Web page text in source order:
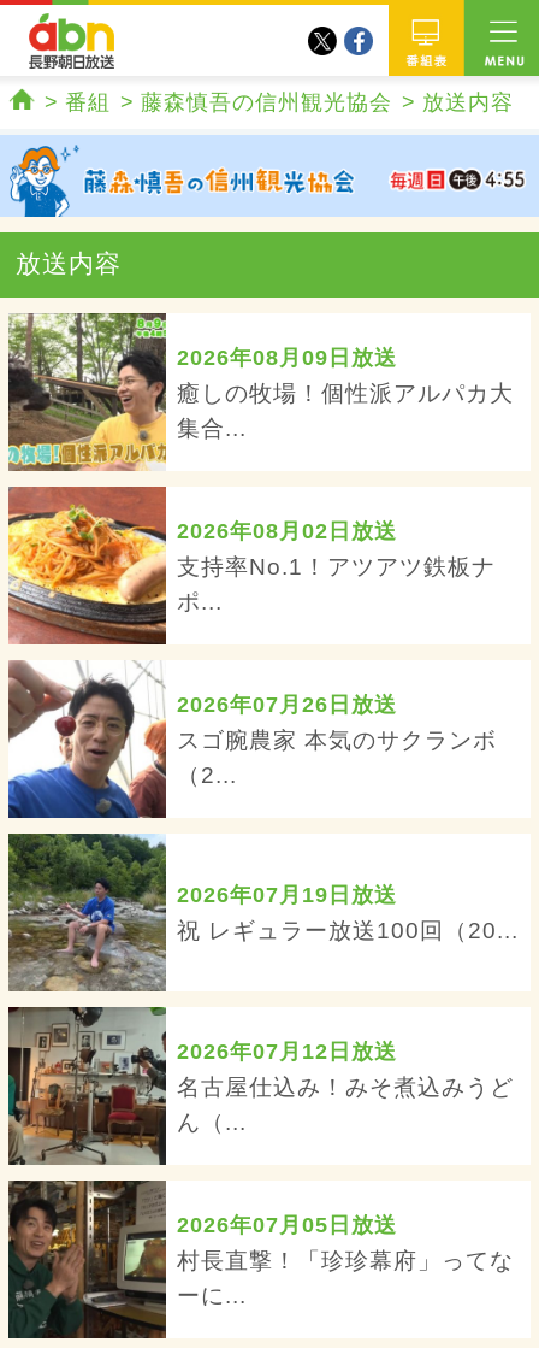
番組
twitterfacebook
番組 藤森慎吾の信州観光協会 放送内容
放送内容
2026年08月09日放送
癒しの牧場！個性派アルパカ大
集合...
2026年08月02日放送
支持率No.1！アツアツ鉄板ナ
ポ...
2026年07月26日放送
スゴ腕農家 本気のサクランボ
（2...
2026年07月19日放送
祝 レギュラー放送100回（20...
2026年07月12日放送
名古屋仕込み！みそ煮込みうど
ん（...
2026年07月05日放送
村長直撃！「珍珍幕府」ってな
ーに...